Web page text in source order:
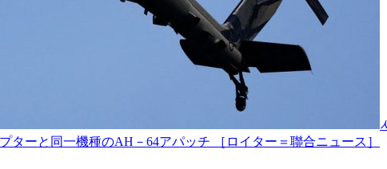
ーと同一機種のAH－64アパッチ ［ロイター＝聯合ニュース］